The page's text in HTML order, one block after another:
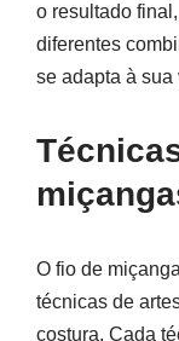
o resultado
diferentes
se adapta à sua
O fio de
técnicas de
costura. Cada